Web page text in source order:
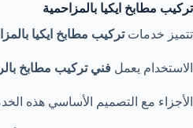
تركيب مطابخ ايكيا بالمزاحمية
تتميز خدماتتركيب مطابخ ايكيا
الاستخدام يعمل فني تركيب مطابخ
الأجزاء مع التصميم الأساسي هذه